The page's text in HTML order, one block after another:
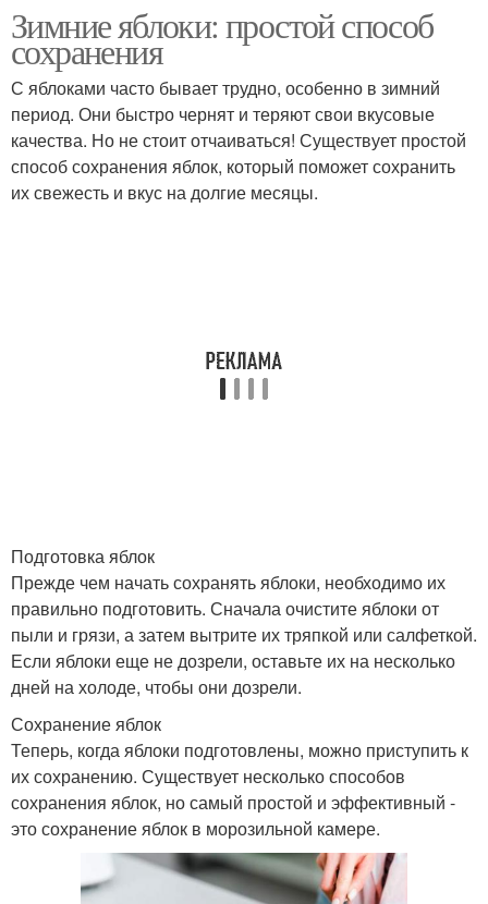
Яблоки во время Насекомые на яблоках
Зимние яблоки: простой способ
сохранения
С яблоками часто бывает трудно, особенно в зимний
период. Они быстро чернят и теряют свои вкусовые
качества. Но не стоит отчаиваться! Существует простой
способ сохранения яблок, который поможет сохранить
их свежесть и вкус на долгие месяцы.
Подготовка яблок
Прежде чем начать сохранять яблоки, необходимо их
правильно подготовить. Сначала очистите яблоки от
пыли и грязи, а затем вытрите их тряпкой или салфеткой.
Если яблоки еще не дозрели, оставьте их на несколько
дней на холоде, чтобы они дозрели.
Сохранение яблок
Теперь, когда яблоки подготовлены, можно приступить к
их сохранению. Существует несколько способов
сохранения яблок, но самый простой и эффективный -
это сохранение яблок в морозильной камере.